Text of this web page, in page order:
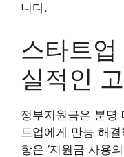
니다.
스타트
실적인
정부지원금은 분명
트업에게 만능 해
항은 ‘지원금 사용